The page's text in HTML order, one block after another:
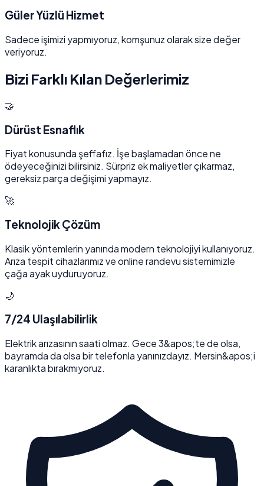
Güler Yüzlü Hizmet
Sadece işimizi yapmıyoruz, komşunuz olarak size değer
veriyoruz.
Bizi Farklı Kılan Değerlerimiz
🤝
Dürüst Esnaflık
Fiyat konusunda şeffafız. İşe başlamadan önce ne
ödeyeceğinizi bilirsiniz. Sürpriz ek maliyetler çıkarmaz,
gereksiz parça değişimi yapmayız.
🚀
Teknolojik Çözüm
Klasik yöntemlerin yanında modern teknolojiyi kullanıyoruz.
Arıza tespit cihazlarımız ve online randevu sistemimizle
çağa ayak uyduruyoruz.
🌙
7/24 Ulaşılabilirlik
Elektrik arızasının saati olmaz. Gece 3&apos;te de olsa,
bayramda da olsa bir telefonla yanınızdayız. Mersin&apos;i
karanlıkta bırakmıyoruz.